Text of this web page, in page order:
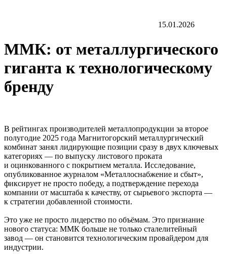
15.01.2026
ММК: от металлургического
гиганта к технологическому
бренду
В рейтингах производителей металлопродукции за второе
полугодие 2025 года Магнитогорский металлургический
комбинат занял лидирующие позиции сразу в двух ключевых
категориях — по выпуску листового проката
и оцинкованного с покрытием металла. Исследование,
опубликованное журналом «Металлоснабжение и сбыт»,
фиксирует не просто победу, а подтверждение перехода
компании от масштаба к качеству, от сырьевого экспорта —
к стратегии добавленной стоимости.
Это уже не просто лидерство по объёмам. Это признание
нового статуса: ММК больше не только сталелитейный
завод — он становится технологическим провайдером для
индустрии.